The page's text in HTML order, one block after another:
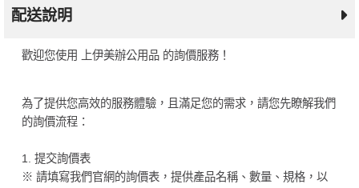
配送說明
歡迎您使用 上伊美辦公用品 的詢價服務！
為了提供您高效的服務體驗，且滿足您的需求，請您先瞭解我們
的詢價流程：
1. 提交詢價表
※ 請填寫我們官網的詢價表，提供產品名稱、數量、規格，以